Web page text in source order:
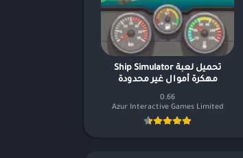
تحميل لعبة Ship Simulator
مهكرة أموال غير محدودة
0.66
Azur Interactive Games Limited